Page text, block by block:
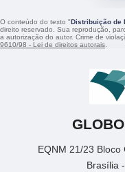
O conteúdo do texto "Distribuição de
direito reservado. Sua reprodução,
a autorização do autor. Crime de
9610/98 - Lei de direitos autorais
EQNM 21/23
Brasília